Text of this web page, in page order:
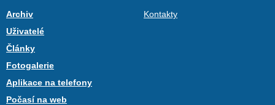
Archiv
Uživatelé
Články
Fotogalerie
Aplikace na telefony
Počasí na web
Kontakty